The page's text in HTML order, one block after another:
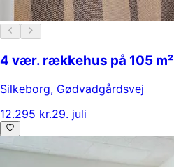
4 vær. rækkehus på 105 m²
Silkeborg, Gødvadgårdsvej
12.295 kr.29. juli